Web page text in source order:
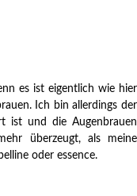
es ist eigentlich wie hier
Ich bin allerdings der
ist und die Augenbrauen
überzeugt, als meine
oder essence.